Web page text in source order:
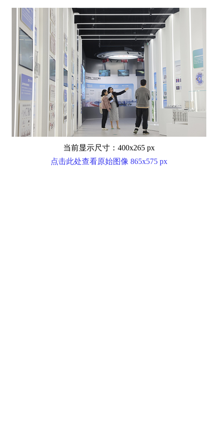
当前显示尺寸：400x265 px
点击此处查看原始图像 865x575 px